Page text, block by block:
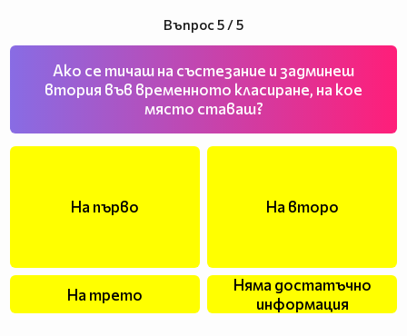
Въпрос 5 / 5
Ако се тичаш на състезание и задминеш
втория във временното класиране, на кое
място ставаш?
На първо На второ
На трето
Няма достатъчно
информация